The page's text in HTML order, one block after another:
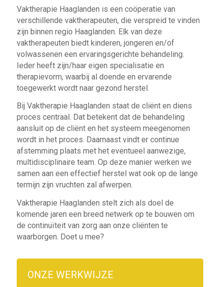
Vaktherapie Haaglanden is een coöperatie van
verschillende vaktherapeuten, die verspreid te vinden
zijn binnen regio Haaglanden. Elk van deze
vaktherapeuten biedt kinderen, jongeren en/of
volwassenen een ervaringsgerichte behandeling.
Ieder heeft zijn/haar eigen specialisatie en
therapievorm, waarbij al doende en ervarende
toegewerkt wordt naar gezond herstel.
Bij Vaktherapie Haaglanden staat de cliënt en diens
proces centraal. Dat betekent dat de behandeling
aansluit op de cliënt en het systeem meegenomen
wordt in het proces. Daarnaast vindt er continue
afstemming plaats met het eventueel aanwezige,
multidisciplinaire team. Op deze manier werken we
samen aan een effectief herstel wat ook op de lange
termijn zijn vruchten zal afwerpen.
Vaktherapie Haaglanden stelt zich als doel de
komende jaren een breed netwerk op te bouwen om
de continuïteit van zorg aan onze cliënten te
waarborgen. Doet u mee?
ONZE WERKWIJZE